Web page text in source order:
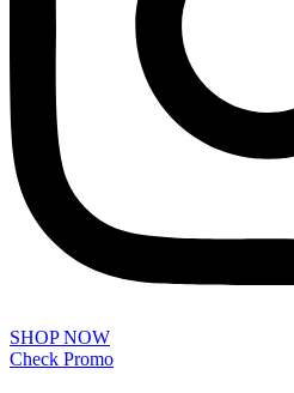
SHOP NOW
Check Promo